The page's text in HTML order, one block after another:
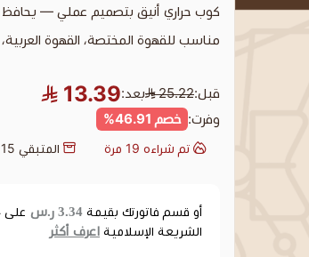
كوب حراري أنيق بتصميم عملي — يحافظ
مناسب للقهوة المختصة، القهوة
قبل:25.22 بعد:13.39
وفرت: خصم 46.91%
تم شراءه 19 مرة المتبقي 15
أو قسم فاتورتك بقيمة 3.34 ر.س على
الشريعة الإسلامية اعرف أكثر